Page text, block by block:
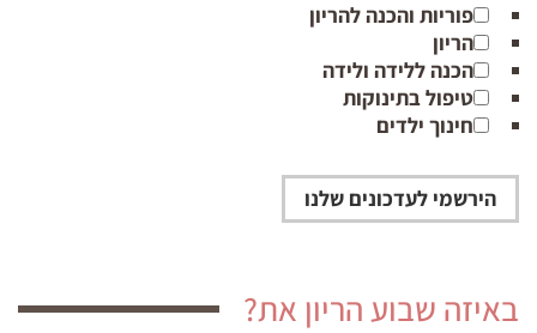
פוריות והכנה להריון
הריון
הכנה ללידה ולידה
טיפול בתינוקות
חינוך ילדים
באיזה שבוע הריון את?